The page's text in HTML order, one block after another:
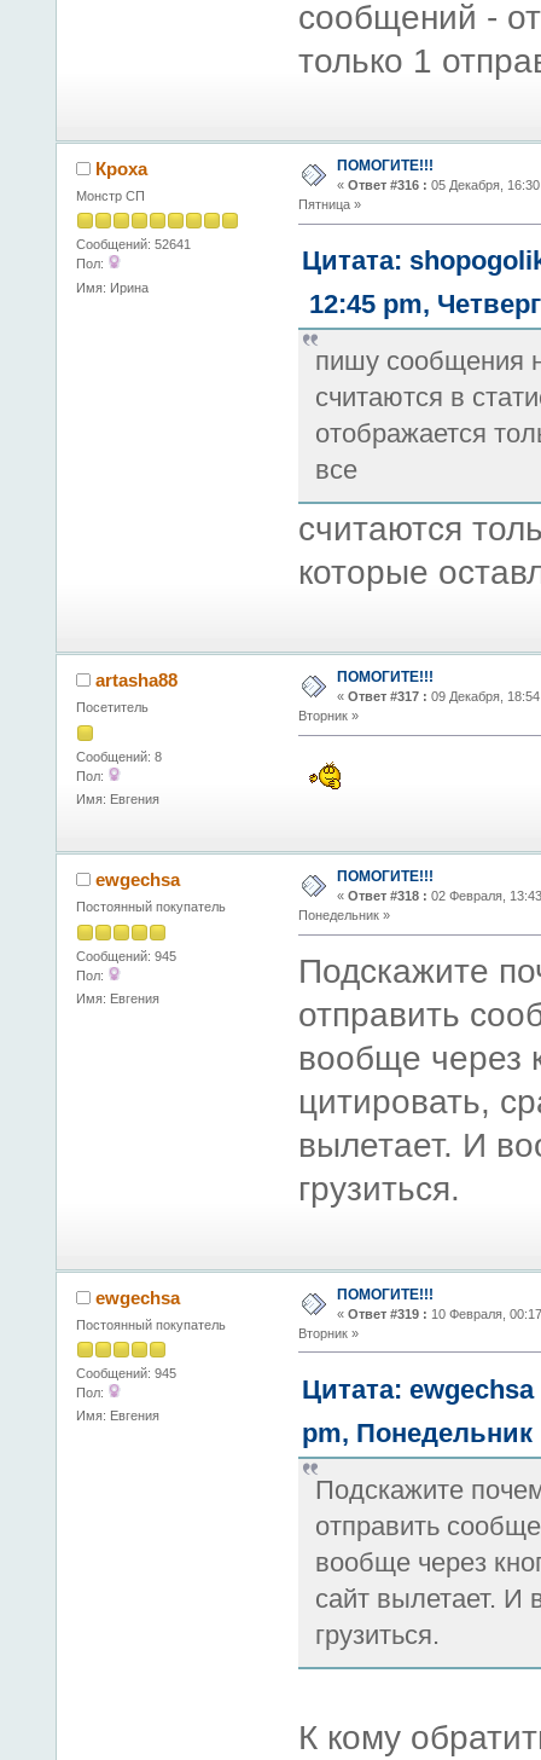
сообщений -
только 1
Кроха
Монстр СП
Сообщений: 52641
Пол:
Имя: Ирина
ПОМОГИТЕ!!!
« Ответ #316 : 05 Декабря,
Пятница »
Цитата:
12:45 pm, Четверг
пишу сообщения
считаются в
отображается
все
считаются
которые
artasha88
Посетитель
Сообщений: 8
Пол:
Имя: Евгения
ПОМОГИТЕ!!!
« Ответ #317 : 09 Декабря,
Вторник »
ewgechsa
Постоянный покупатель
Сообщений: 945
Пол:
Имя: Евгения
ПОМОГИТЕ!!!
« Ответ #318 : 02 Февраля,
Понедельник »
Подскажите
отправить
вообще через
цитировать,
вылетает. И
грузиться.
ewgechsa
Постоянный покупатель
Сообщений: 945
Пол:
Имя: Евгения
ПОМОГИТЕ!!!
« Ответ #319 : 10 Февраля,
Вторник »
Цитата:
pm, Понедельник
Подскажите
отправить
вообще через
сайт вылетает. И
грузиться.
К кому